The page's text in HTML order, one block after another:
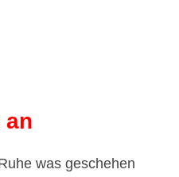
an
was geschehen